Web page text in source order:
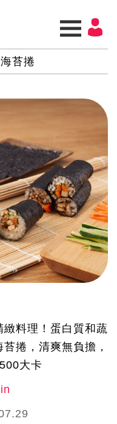
苔捲
料理！蛋白質和蔬
捲，清爽無負擔，
大卡